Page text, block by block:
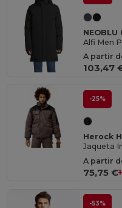
NEOBLU
Alfi Men
A partir
103,47
-25%
Herock
A partir
75,75 €
-53%